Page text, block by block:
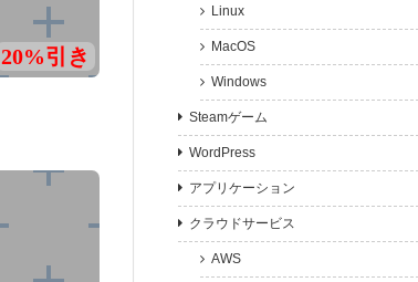
20%引き
Linux
MacOS
Windows
Steamゲーム
WordPress
アプリケーション
クラウドサービス
AWS